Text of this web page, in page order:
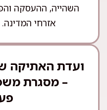
השהייה, ההעסקה
אזרחי
ועדת האתיקה
– מסגרת